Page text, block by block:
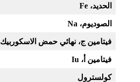
الحديد، Fe
الصوديوم، Na
فيتامين ج، نهائي حمض الاسكوربيك
فيتامين أ، Iu
كولسترول